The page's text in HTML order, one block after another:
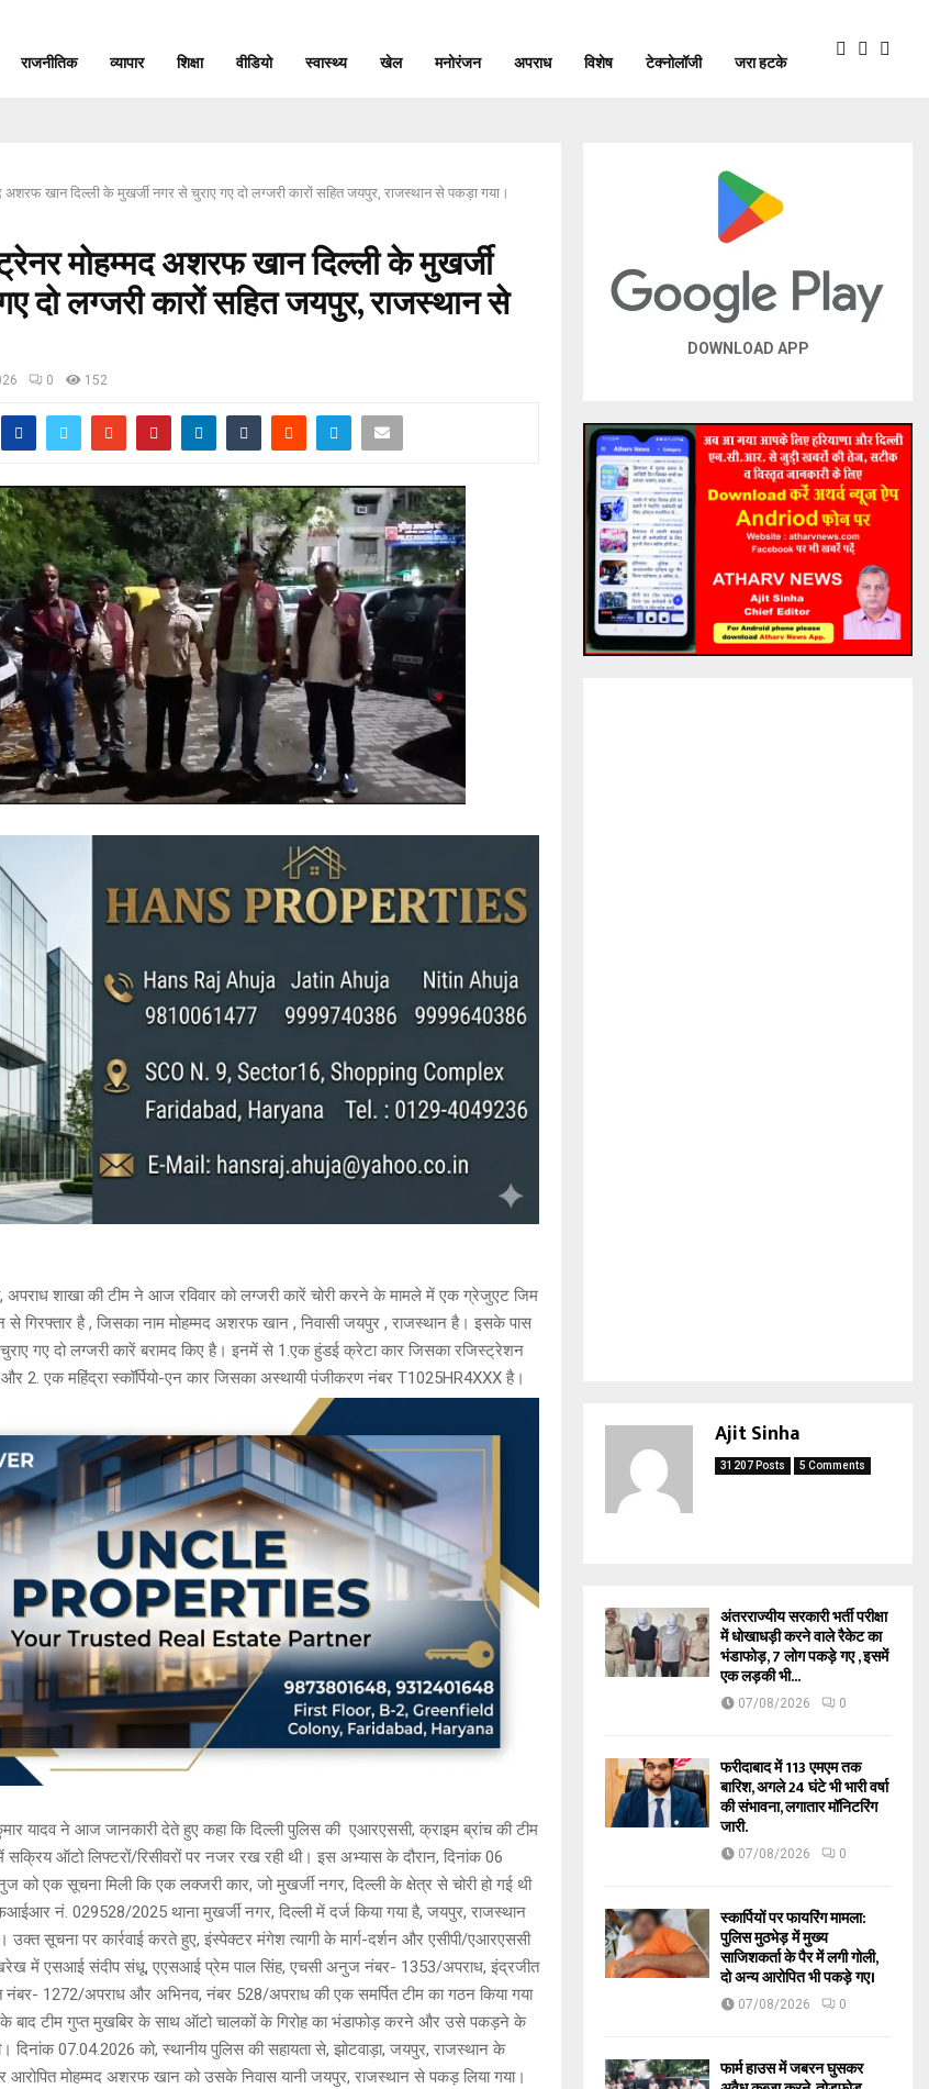
राजनीतिक व्यापार शिक्षा वीडियो स्वास्थ्य खेल मनोरंजन अपराध विशेष टेक्नोलॉजी जरा हटके
अशरफ खान दिल्ली के मुखर्जी नगर से चुराए गए दो लग्जरी कारों सहित जयपुर, राजस्थान से पकड़ा गया।
मोहम्मद अशरफ खान दिल्ली के मुखर्जी
दो लग्जरी कारों सहित जयपुर, राजस्थान से
0 152
अपराध शाखा की टीम ने आज रविवार को लग्जरी कारें चोरी करने के मामले में एक ग्रेजुएट जिम
गिरफ्तार है , जिसका नाम मोहम्मद अशरफ खान , निवासी जयपुर , राजस्थान है। इसके पास
गए दो लग्जरी कारें बरामद किए है। इनमें से 1.एक हुंडई क्रेटा कार जिसका रजिस्ट्रेशन
2. एक महिंद्रा स्कॉर्पियो-एन कार जिसका अस्थायी पंजीकरण नंबर T1025HR4XXX है।
यादव ने आज जानकारी देते हुए कहा कि दिल्ली पुलिस की एआरएससी, क्राइम ब्रांच की टीम
ऑटो लिफ्टरों/रिसीवरों पर नजर रख रही थी। इस अभ्यास के दौरान, दिनांक 06
एक सूचना मिली कि एक लक्जरी कार, जो मुखर्जी नगर, दिल्ली के क्षेत्र से चोरी हो गई थी
नं. 029528/2025 थाना मुखर्जी नगर, दिल्ली में दर्ज किया गया है, जयपुर, राजस्थान
उक्त सूचना पर कार्रवाई करते हुए, इंस्पेक्टर मंगेश त्यागी के मार्ग-दर्शन और एसीपी/एआरएससी
में एसआई संदीप संधू, एएसआई प्रेम पाल सिंह, एचसी अनुज नंबर- 1353/अपराध, इंद्रजीत
1272/अपराध और अभिनव, नंबर 528/अपराध की एक समर्पित टीम का गठन किया गया
बाद टीम गुप्त मुखबिर के साथ ऑटो चालकों के गिरोह का भंडाफोड़ करने और उसे पकड़ने के
दिनांक 07.04.2026 को, स्थानीय पुलिस की सहायता से, झोटवाड़ा, जयपुर, राजस्थान के
आरोपित मोहम्मद अशरफ खान को उसके निवास यानी जयपुर, राजस्थान से पकड़ लिया गया।
DOWNLOAD APP
Ajit Sinha
31207 Posts 5 Comments
अंतरराज्यीय सरकारी भर्ती परीक्षा
में धोखाधड़ी करने वाले रैकेट का
भंडाफोड़, 7 लोग पकड़े गए , इसमें
एक लड़की भी...
07/08/2026 0
फरीदाबाद में 113 एमएम तक
बारिश, अगले 24 घंटे भी भारी वर्षा
की संभावना, लगातार मॉनिटरिंग
जारी.
07/08/2026 0
स्कार्पियों पर फायरिंग मामला:
पुलिस मुठभेड़ में मुख्य
साजिशकर्ता के पैर में लगी गोली,
दो अन्य आरोपित भी पकड़े गए।
07/08/2026 0
फार्म हाउस में जबरन घुसकर